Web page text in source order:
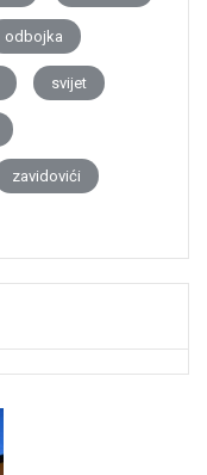
odbojka
svijet
zavidovići